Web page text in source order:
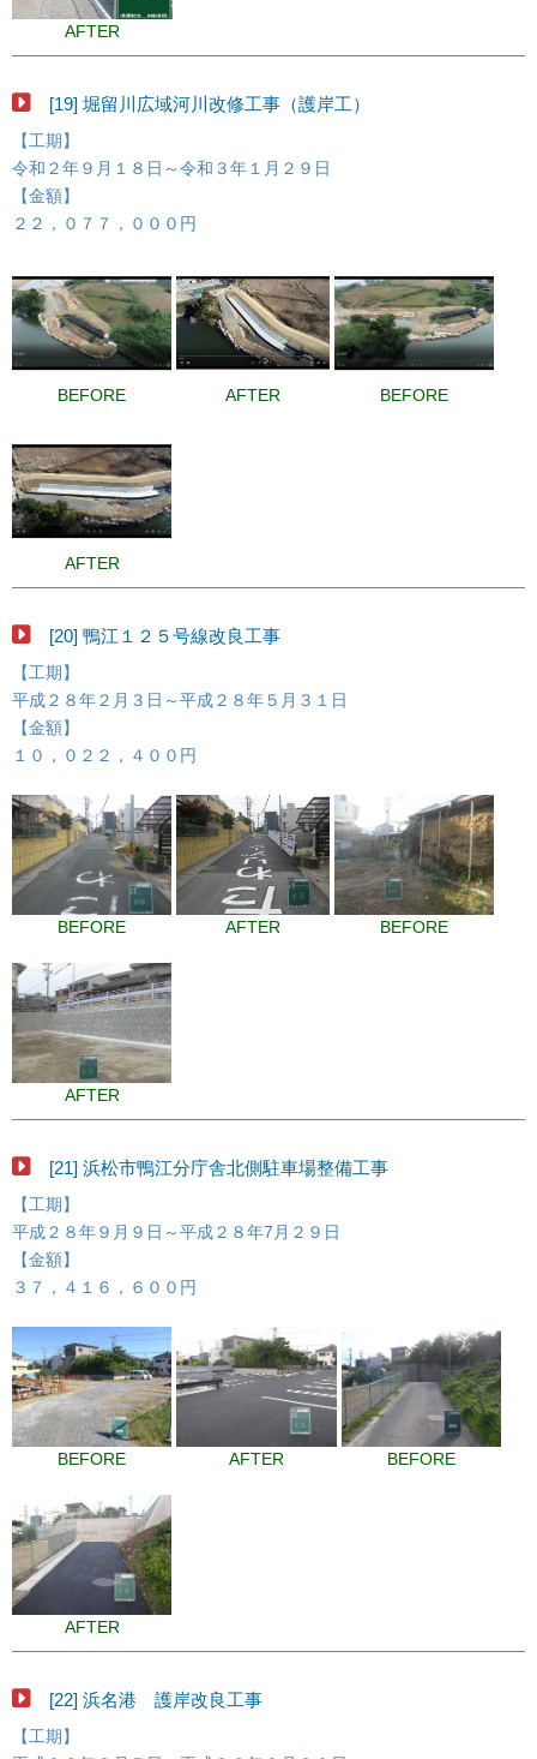
AFTER
[19] 堀留川広域河川改修工事（護岸工）
【工期】
令和２年９月１８日～令和３年１月２９日
【金額】
２２，０７７，０００円
BEFORE AFTER BEFORE
AFTER
[20] 鴨江１２５号線改良工事
【工期】
平成２８年２月３日～平成２８年５月３１日
【金額】
１０，０２２，４００円
BEFORE AFTER BEFORE
AFTER
[21] 浜松市鴨江分庁舎北側駐車場整備工事
【工期】
平成２８年９月９日～平成２８年7月２９日
【金額】
３７，４１６，６００円
BEFORE AFTER BEFORE
AFTER
[22] 浜名港 護岸改良工事
【工期】